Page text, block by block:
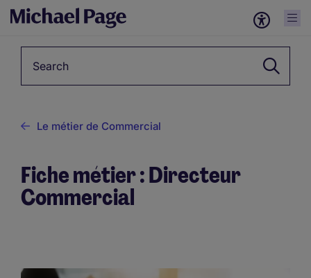
Le métier de Commercial
Fiche métier : Directeur
Commercial